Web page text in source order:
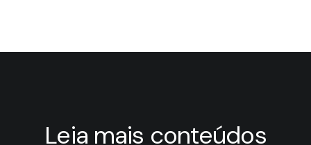
Leia mais conteúdos